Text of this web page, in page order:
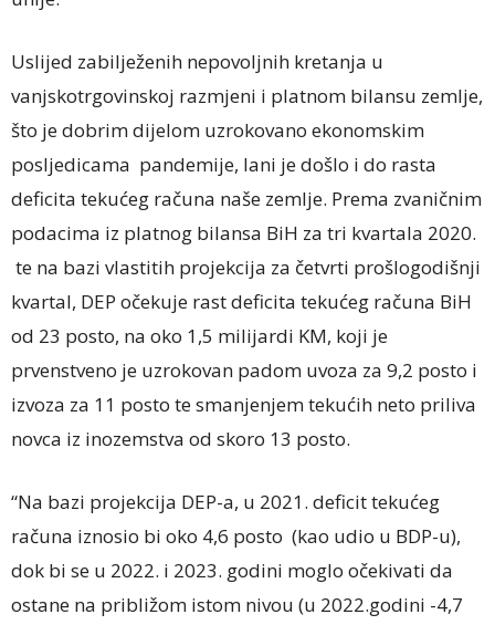
Uslijed zabilježenih nepovoljnih kretanja u
vanjskotrgovinskoj razmjeni i platnom bilansu zemlje,
što je dobrim dijelom uzrokovano ekonomskim
posljedicama pandemije, lani je došlo i do rasta
deficita tekućeg računa naše zemlje. Prema zvaničnim
podacima iz platnog bilansa BiH za tri kvartala 2020.
te na bazi vlastitih projekcija za četvrti prošlogodišnji
kvartal, DEP očekuje rast deficita tekućeg računa BiH
od 23 posto, na oko 1,5 milijardi KM, koji je
prvenstveno je uzrokovan padom uvoza za 9,2 posto i
izvoza za 11 posto te smanjenjem tekućih neto priliva
novca iz inozemstva od skoro 13 posto.
“Na bazi projekcija DEP-a, u 2021. deficit tekućeg
računa iznosio bi oko 4,6 posto (kao udio u BDP-u),
dok bi se u 2022. i 2023. godini moglo očekivati da
ostane na približom istom nivou (u 2022.godini -4,7